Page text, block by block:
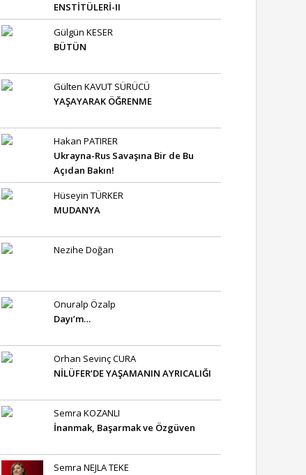
ENSTİTÜLERİ-II
Gülgün KESER
BÜTÜN
Gülten KAVUT SÜRÜCÜ
YAŞAYARAK ÖĞRENME
Hakan PATIRER
Ukrayna-Rus Savaşına Bir de Bu
Açıdan Bakın!
Hüseyin TÜRKER
MUDANYA
Nezihe Doğan
Onuralp Özalp
Dayı’m…
Orhan Sevinç CURA
NİLÜFER’DE YAŞAMANIN AYRICALIĞI
Semra KOZANLI
İnanmak, Başarmak ve Özgüven
Semra NEJLA TEKE